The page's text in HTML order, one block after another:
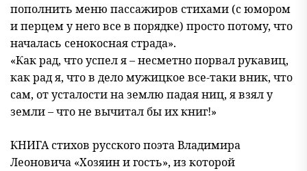
пополнить меню пассажиров стихами (с юмором
и перцем у него все в порядке) просто потому, что
началась сенокосная страда».
«Как рад, что успел я – несметно порвал рукавиц,
как рад я, что в дело мужицкое все-таки вник, что
сам, от усталости на землю падая ниц, я взял у
земли – что не вычитал бы их книг!»
КНИГА стихов русского поэта Владимира
Леоновича «Хозяин и гость», из которой